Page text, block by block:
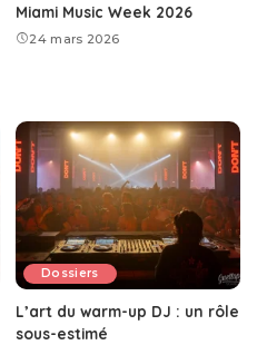
Miami Music Week 2026
24 mars 2026
Dossiers
L’art du warm-up DJ : un rôle
sous-estimé